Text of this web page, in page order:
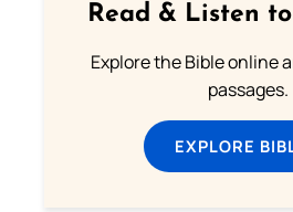
Read & Listen
Explore the Bible online
passages.
EXPLORE